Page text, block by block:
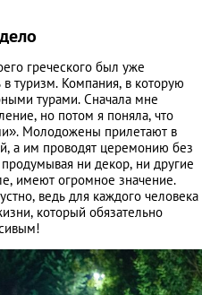
греческого был уже
туризм. Компания, в которую
турами. Сначала мне
но потом я поняла, что
Молодожены прилетают в
а им проводят церемонию без
ни декор, ни другие
имеют огромное значение.
ведь для каждого человека
который обязательно